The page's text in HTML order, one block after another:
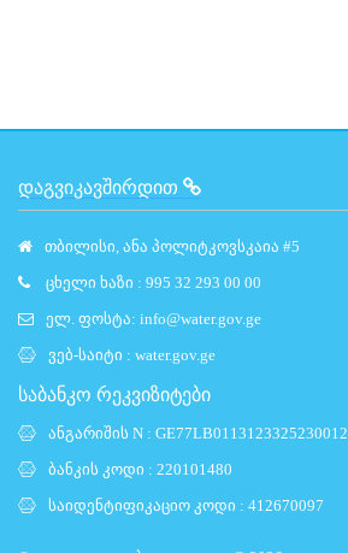
ᲓᲐᲒᲕᲘᲙᲐᲕᲨᲘᲠᲓᲘᲗ
თბილისი, ანა პოლიტკოვსკაია #5
ცხელი ხაზი : 995 32 293 00 00
ელ. ფოსტა: info@water.gov.ge
ვებ-საიტი : water.gov.ge
საბანკო რეკვიზიტები
ანგარიშის N : GE77LB0113123325230012
ბანკის კოდი : 220101480
საიდენტიფიკაციო კოდი : 412670097